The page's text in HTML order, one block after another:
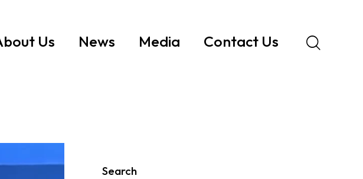
Us News Media Contact Us
Search